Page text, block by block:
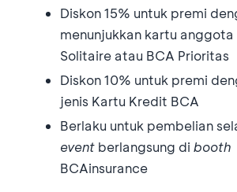
Diskon 15% untuk premi
menunjukkan kartu anggota
Solitaire atau BCA Prioritas
Diskon 10% untuk premi
jenis Kartu Kredit BCA
Berlaku untuk pembelian
event berlangsung di booth
BCAinsurance